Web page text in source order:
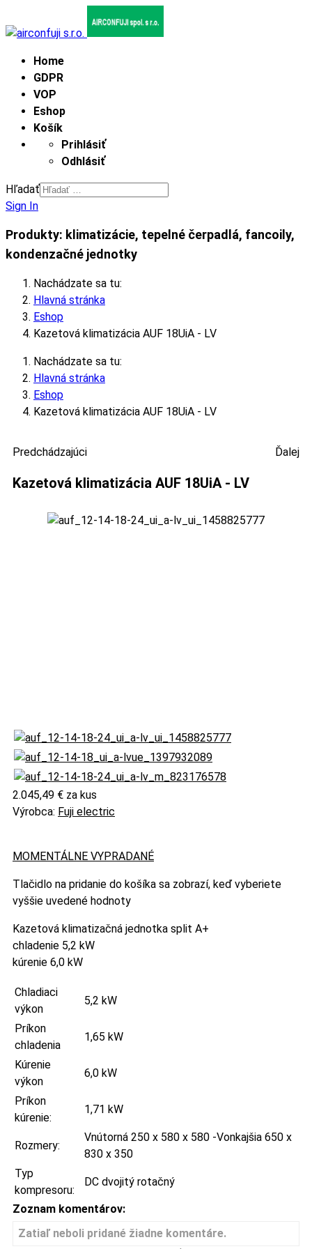
Home
GDPR
VOP
Eshop
Košík
Prihlásiť
Odhlásiť
Hľadať
Sign In
Produkty: klimatizácie, tepelné čerpadlá, fancoily,
kondenzačné jednotky
Nachádzate sa tu:
Hlavná stránka
Eshop
Kazetová klimatizácia AUF 18UiA - LV
Nachádzate sa tu:
Hlavná stránka
Eshop
Kazetová klimatizácia AUF 18UiA - LV
Predchádzajúci Ďalej
Kazetová klimatizácia AUF 18UiA - LV
2.045,49 € za kus
Výrobca: Fuji electric
MOMENTÁLNE VYPRADANÉ
Tlačidlo na pridanie do košíka sa zobrazí, keď vyberiete
vyššie uvedené hodnoty
Kazetová klimatizačná jednotka split A+
chladenie 5,2 kW
kúrenie 6,0 kW
Chladiaci
výkon
5,2 kW
Príkon
chladenia
1,65 kW
Kúrenie
výkon
6,0 kW
Príkon
kúrenie:
1,71 kW
Rozmery:
Vnútorná 250 x 580 x 580 -Vonkajšia 650 x
830 x 350
Typ
kompresoru:
DC dvojitý rotačný
Zoznam komentárov:
Zatiaľ neboli pridané žiadne komentáre.